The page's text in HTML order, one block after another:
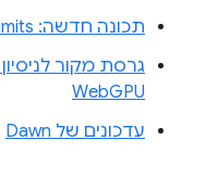
תכונה חדשה: core-features-and-limits
גרסת מקור
WebGPU
עדכונים של Dawn